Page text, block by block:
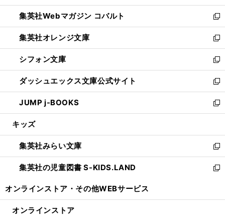
開
く
ウ
で
開
く
ン
ド
ウ
で
開
く
ウ
ィ
ン
ド
ウ
で
開
く
集英社Webマガジン コバルト
新
し
い
ウ
ィ
ン
ド
ウ
で
開
集英社オレンジ文庫
新
し
い
ウ
ィ
ン
ド
ウ
開
く
シフォン文庫
新
し
い
ウ
ィ
ン
ウ
で
開
く
ダッシュエックス文庫公式サイト
新
し
い
ウ
ン
ド
ウ
で
JUMP j-BOOKS
新
し
ウ
ィ
ン
ド
開
キッズ
集英社みらい文庫
新
し
い
ン
集英社の児童図書 S-KIDS.LAND
新
ウ
オンラインストア・ その他WEBサービス
オンラインストア